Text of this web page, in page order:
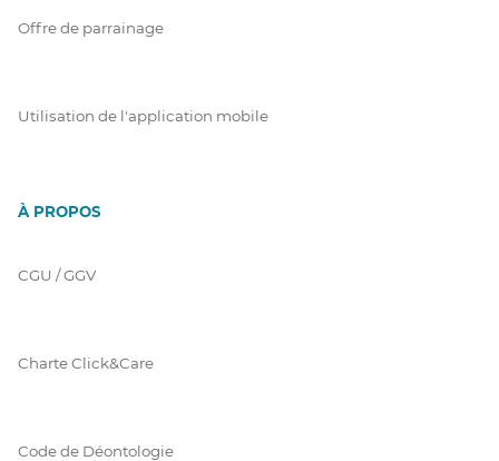
Offre de parrainage
Utilisation de l'application mobile
À PROPOS
CGU / GGV
Charte Click&Care
Code de Déontologie